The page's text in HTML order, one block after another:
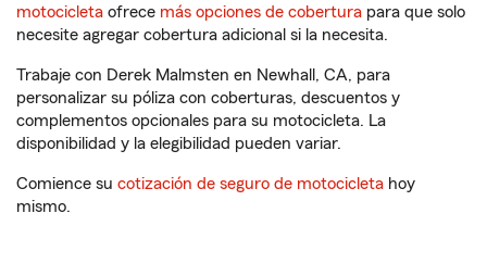
motocicleta ofrece más opciones de cobertura para que solo
necesite agregar cobertura adicional si la necesita.
Trabaje con Derek Malmsten en Newhall, CA, para
personalizar su póliza con coberturas, descuentos y
complementos opcionales para su motocicleta. La
disponibilidad y la elegibilidad pueden variar.
Comience su cotización de seguro de motocicleta hoy
mismo.